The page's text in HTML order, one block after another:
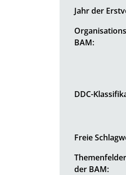
Jahr der
BAM:
DDC-
Freie
der BAM: